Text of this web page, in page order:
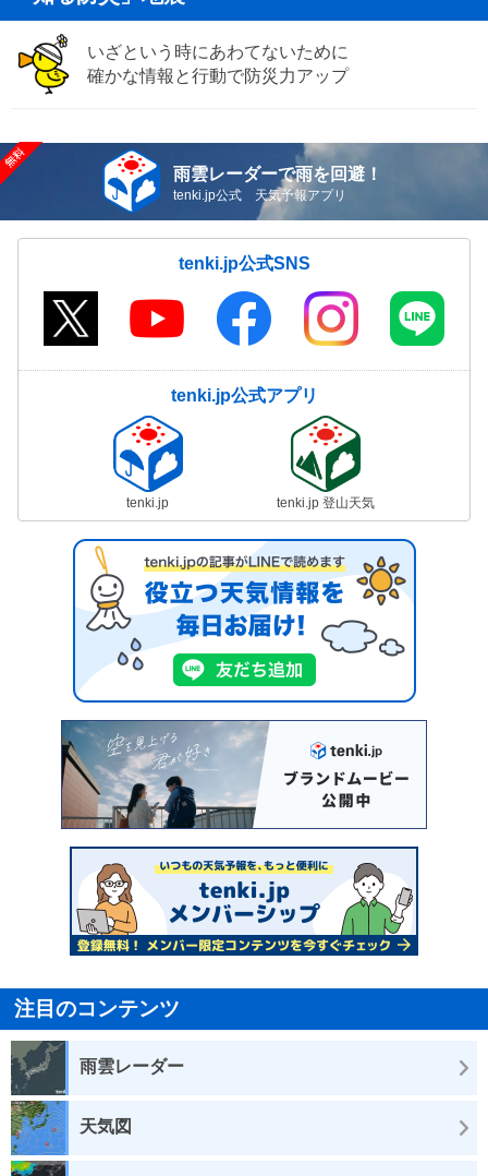
いざという時にあわてないために
確かな情報と行動で防災力アップ
雨雲レーダーで雨を回避！
tenki.jp公式 天気予報アプリ
tenki.jp公式SNS
tenki.jp公式アプリ
tenki.jp tenki.jp 登山天気
注目のコンテンツ
雨雲レーダー
天気図